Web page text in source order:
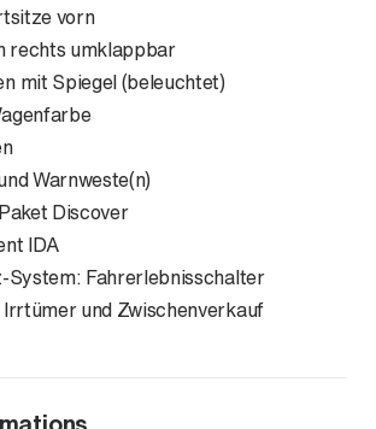
vorn
rechts umklappbar
mit Spiegel (beleuchtet)
Warnweste(n)
Discover
IDA
System: Fahrerlebnisschalter
und Zwischenverkauf